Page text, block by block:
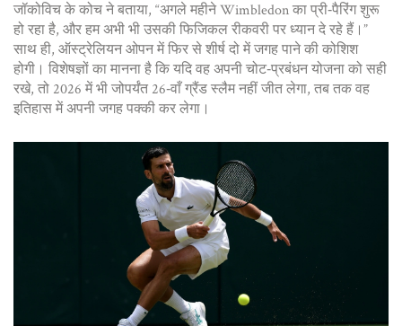
जॉकोविच के कोच ने बताया, “अगले महीने Wimbledon का प्री‑पैरिंग शुरू
हो रहा है, और हम अभी भी उसकी फिजिकल रीकवरी पर ध्यान दे रहे हैं।”
साथ ही, ऑस्ट्रेलियन ओपन में फिर से शीर्ष दो में जगह पाने की कोशिश
होगी। विशेषज्ञों का मानना है कि यदि वह अपनी चोट‑प्रबंधन योजना को सही
रखे, तो 2026 में भी जोपर्यंत 26‑वाँ ग्रैंड स्लैम नहीं जीत लेगा, तब तक वह
इतिहास में अपनी जगह पक्की कर लेगा।